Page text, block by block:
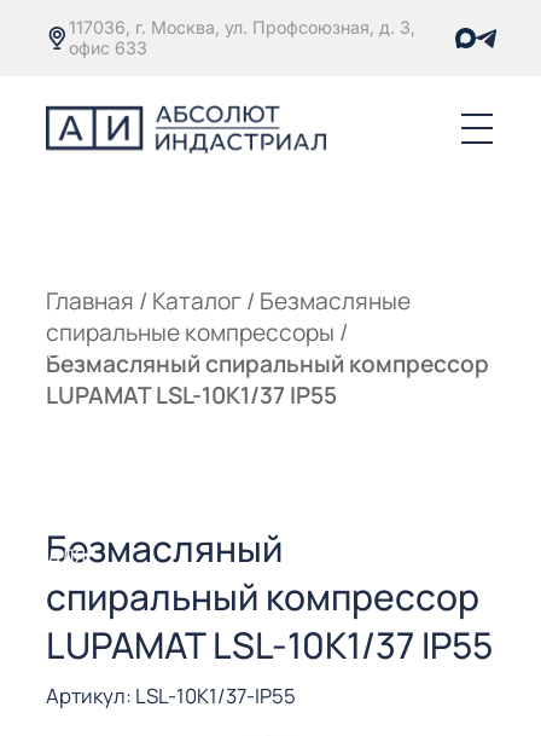
117036, г. Москва, ул. Профсоюзная, д. 3,
офис 633
Главная / Каталог/ Безмасляные
спиральные компрессоры /
Безмасляный спиральный компрессор
LUPAMAT LSL-10K1/37 IP55
Безмасляный
спиральный компрессор
LUPAMAT LSL-10K1/37 IP55
Артикул: LSL-10K1/37-IP55
С
ДЛЯ